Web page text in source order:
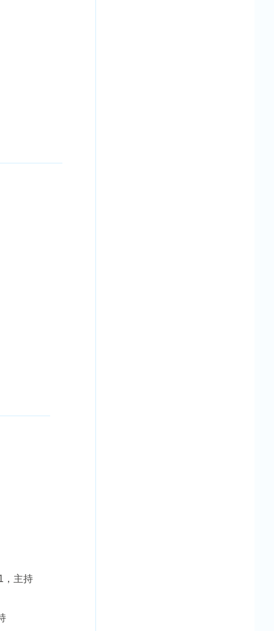
，主持